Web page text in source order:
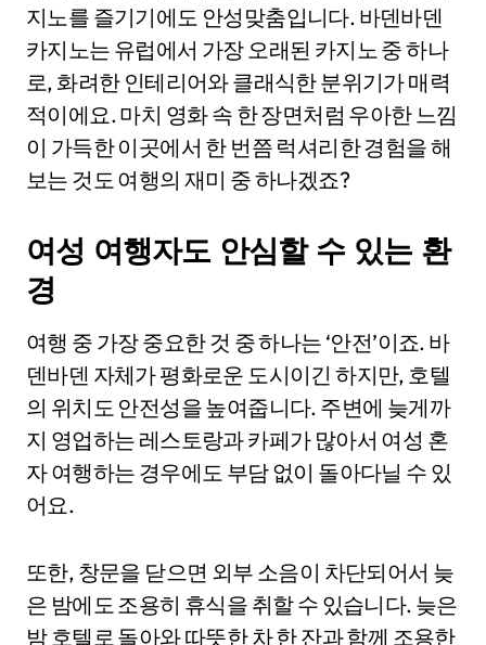
지노를 즐기기에도 안성맞춤입니다. 바덴바덴
카지노는 유럽에서 가장 오래된 카지노 중 하나
로, 화려한 인테리어와 클래식한 분위기가 매력
적이에요. 마치 영화 속 한 장면처럼 우아한 느낌
이 가득한 이곳에서 한 번쯤 럭셔리한 경험을 해
보는 것도 여행의 재미 중 하나겠죠?
여성 여행자도 안심할 수 있는 환
경
여행 중 가장 중요한 것 중 하나는 ‘안전’이죠. 바
덴바덴 자체가 평화로운 도시이긴 하지만, 호텔
의 위치도 안전성을 높여줍니다. 주변에 늦게까
지 영업하는 레스토랑과 카페가 많아서 여성 혼
자 여행하는 경우에도 부담 없이 돌아다닐 수 있
어요.
또한, 창문을 닫으면 외부 소음이 차단되어서 늦
은 밤에도 조용히 휴식을 취할 수 있습니다. 늦은
밤 호텔로 돌아와 따뜻한 차 한 잔과 함께 조용한